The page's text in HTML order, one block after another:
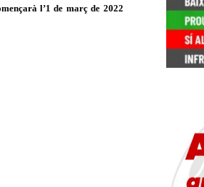
l’1 de març de 2022